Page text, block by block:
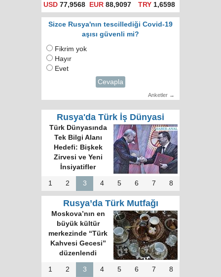
USD 77,9568 EUR 88,9097 TRY1,6598
Sizce Rusya'nın tescillediği Covid-19
aşısı güvenli mi?
Fikrim yok
Hayır
Evet
Cevapla
Anketler →
Rusya'da Türk İş Dünyasi
Türk Dünyasında
Tek Bilgi Alanı
Hedefi: Bişkek
Zirvesi ve Yeni
İnsiyatifler
1 2 3 4 5 6 7 8
Rusya’da Türk Mutfağı
Moskova’nın en
büyük kültür
merkezinde “Türk
Kahvesi Gecesi”
düzenlendi
1 2 3 4 5 6 7 8